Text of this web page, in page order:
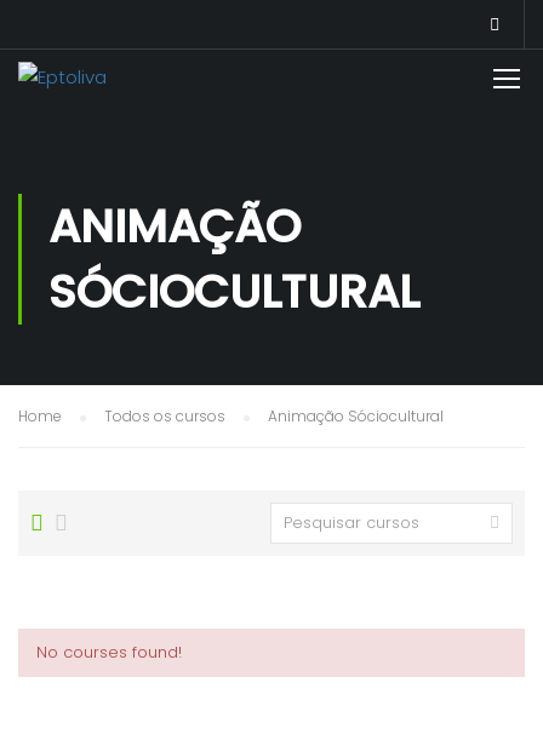
ANIMAÇÃO
SÓCIOCULTURAL
Home Todos os cursos Animação Sóciocultural
No courses found!